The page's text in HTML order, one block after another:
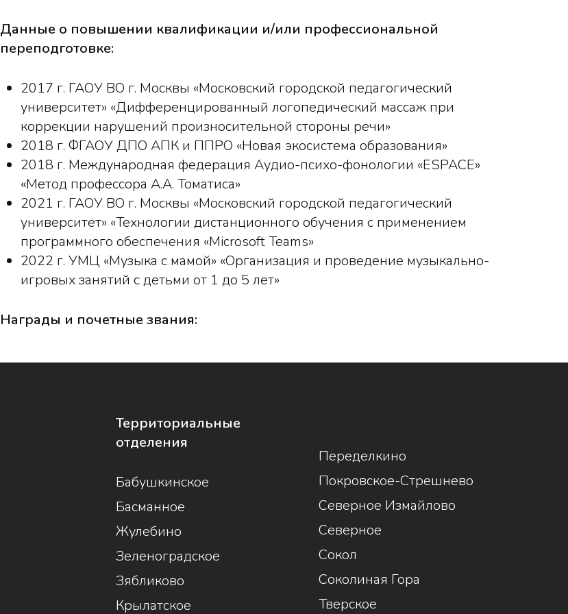
Данные о повышении квалификации и/или профессиональной
переподготовке:
2017 г. ГАОУ ВО г. Москвы «Московский городской педагогический
университет» «Дифференцированный логопедический массаж при
коррекции нарушений произносительной стороны речи»
2018 г. ФГАОУ ДПО АПК и ППРО «Новая экосистема образования»
2018 г. Международная федерация Аудио-психо-фонологии «ESPACE»
«Метод профессора А.А. Томатиса»
2021 г. ГАОУ ВО г. Москвы «Московский городской педагогический
университет» «Технологии дистанционного обучения с применением
программного обеспечения «Microsoft Teams»
2022 г. УМЦ «Музыка с мамой» «Организация и проведение музыкально-
игровых занятий с детьми от 1 до 5 лет»
Награды и почетные звания:
Территориальные
отделения
Бабушкинское
Басманное
Жулебино
Зеленоградское
Зябликово
Крылатское
Переделкино
Покровское-Стрешнево
Северное Измайлово
Северное
Сокол
Соколиная Гора
Тверское